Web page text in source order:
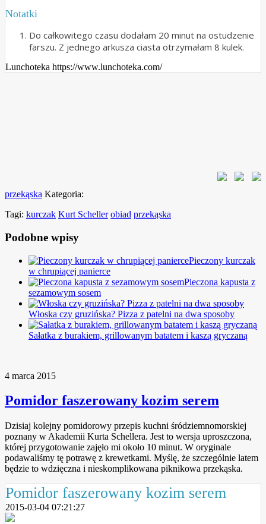
Notatki
Do całkowitego czasu dodałam 20 minut na ostudzenie
farszu. Z jednego arkusza ciasta otrzymałam 8 kulek.
Lunchoteka https://www.lunchoteka.com/
przekąska Kategoria:
Tagi: kurczak Kurt Scheller obiad przekąska
Podobne wpisy
Pieczony kurczak
w chrupiącej panierce
Pieczona kapusta z
sezamowym sosem
Włoska czy gruzińska? Pizza z patelni na dwa sposoby
Sałatka z burakiem, grillowanym batatem i kaszą gryczaną
4 marca 2015
Pomidor faszerowany kozim serem
Dzisiaj kolejny pomidorowy przepis kuchni śródziemnomorskiej
poznany w Akademii Kurta Schellera. Jest to wersja uproszczona,
której przygotowanie zajęło mi około 10 minut. W oryginale
podawaliśmy tę potrawę z krewetkami. Myślę, że szczególnie latem
będzie to wdzięczna i nieskomplikowana piknikowa przekąska.
Pomidor faszerowany kozim serem
2015-03-04 07:21:27